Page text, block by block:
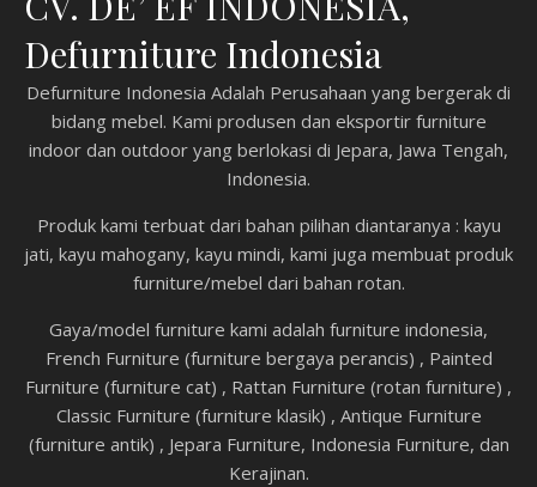
Defurniture Indonesia
Defurniture Indonesia Adalah Perusahaan yang bergerak di
bidang mebel. Kami produsen dan eksportir furniture
indoor dan outdoor yang berlokasi di Jepara, Jawa Tengah,
Indonesia.
Produk kami terbuat dari bahan pilihan diantaranya : kayu
jati, kayu mahogany, kayu mindi, kami juga membuat produk
furniture/mebel dari bahan rotan.
Gaya/model furniture kami adalah furniture indonesia,
French Furniture (furniture bergaya perancis) , Painted
Furniture (furniture cat) , Rattan Furniture (rotan furniture) ,
Classic Furniture (furniture klasik) , Antique Furniture
(furniture antik) , Jepara Furniture, Indonesia Furniture, dan
Kerajinan.